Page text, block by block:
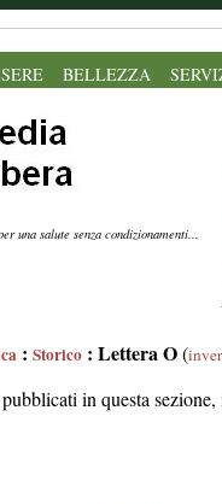
BELLEZZA
una salute senza condizionamenti...
: Storico : Lettera O(
in questa